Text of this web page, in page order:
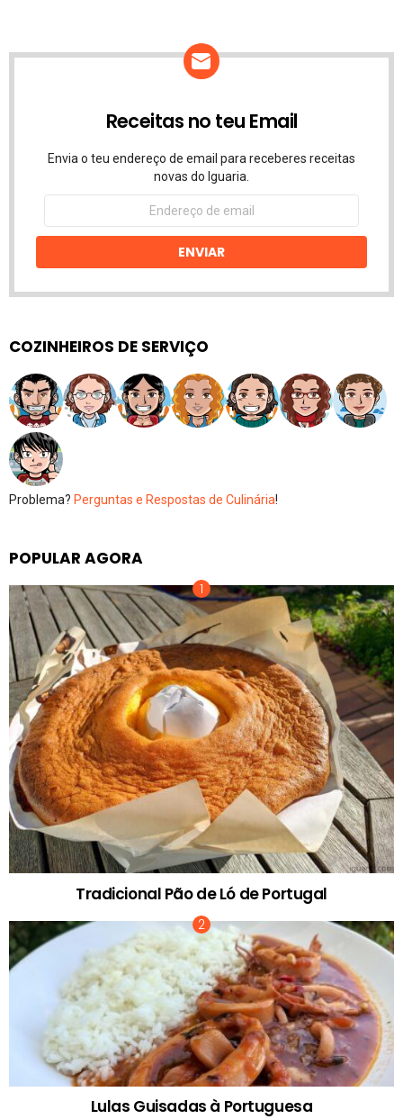
Receitas no teu Email
Envia o teu endereço de email para receberes receitas
novas do Iguaria.
Endereço
email
ENVIAR
COZINHEIROS DE SERVIÇO
Problema? Perguntas e Respostas de Culinária!
POPULAR AGORA
Tradicional Pão de Ló de Portugal
Lulas Guisadas à Portuguesa